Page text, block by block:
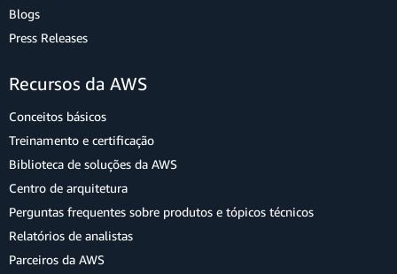
Blogs
Press Releases
Recursos da AWS
Conceitos básicos
Treinamento e certificação
Biblioteca de soluções da AWS
Centro de arquitetura
Perguntas frequentes sobre produtos e tópicos técnicos
Relatórios de analistas
Parceiros da AWS